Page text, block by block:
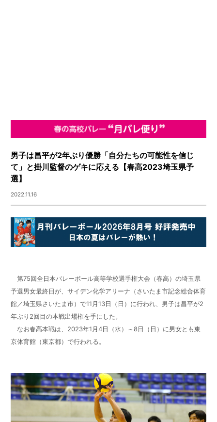
男子は昌平が2年ぶり優勝「自分たちの可能性を信じ
て」と掛川監督のゲキに応える【春高2023埼玉県予
選】
2022.11.16
第75回全日本バレーボール高等学校選手権大会（春高）の埼玉県
予選男女最終日が、サイデン化学アリーナ（さいたま市記念総合体育
館／埼玉県さいたま市）で11月13日（日）に行われ、男子は昌平が2
年ぶり2回目の本戦出場権を手にした。
なお春高本戦は、2023年1月4日（水）～8日（日）に男女とも東
京体育館（東京都）で行われる。